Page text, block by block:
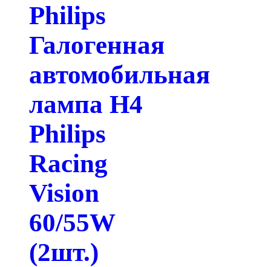
Philips
Галогенная
автомобильная
лампа H4
Philips
Racing
Vision
60/55W
(2шт.)